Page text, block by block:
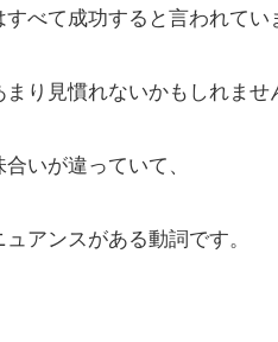
べて成功すると言われてい
り見慣れないかもしれませ
いが違っていて、
アンスがある動詞です。